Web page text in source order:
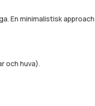
En minimalistisk
och huva).